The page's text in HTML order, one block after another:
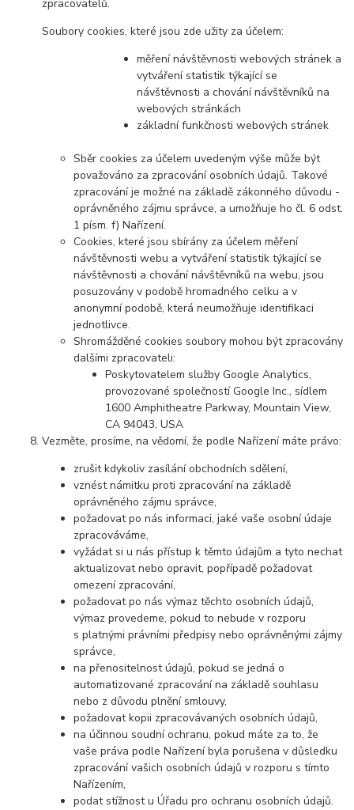
zpracovatelů.
Soubory cookies, které jsou zde užity za účelem:
měření návštěvnosti webových stránek a
vytváření statistik týkající se
návštěvnosti a chování návštěvníků na
webových stránkách
základní funkčnosti webových stránek
Sběr cookies za účelem uvedeným výše může být
považováno za zpracování osobních údajů. Takové
zpracování je možné na základě zákonného důvodu -
oprávněného zájmu správce, a umožňuje ho čl. 6 odst.
1 písm. f) Nařízení.
Cookies, které jsou sbírány za účelem měření
návštěvnosti webu a vytváření statistik týkající se
návštěvnosti a chování návštěvníků na webu, jsou
posuzovány v podobě hromadného celku a v
anonymní podobě, která neumožňuje identifikaci
jednotlivce.
Shromážděné cookies soubory mohou být zpracovány
dalšími zpracovateli:
Poskytovatelem služby Google Analytics,
provozované společností Google Inc., sídlem
1600 Amphitheatre Parkway, Mountain View,
CA 94043, USA
Vezměte, prosíme, na vědomí, že podle Nařízení máte právo:
zrušit kdykoliv zasílání obchodních sdělení,
vznést námitku proti zpracování na základě
oprávněného zájmu správce,
požadovat po nás informaci, jaké vaše osobní údaje
zpracováváme,
vyžádat si u nás přístup k těmto údajům a tyto nechat
aktualizovat nebo opravit, popřípadě požadovat
omezení zpracování,
požadovat po nás výmaz těchto osobních údajů,
výmaz provedeme, pokud to nebude v rozporu
s platnými právními předpisy nebo oprávněnými zájmy
správce,
na přenositelnost údajů, pokud se jedná o
automatizované zpracování na základě souhlasu
nebo z důvodu plnění smlouvy,
požadovat kopii zpracovávaných osobních údajů,
na účinnou soudní ochranu, pokud máte za to, že
vaše práva podle Nařízení byla porušena v důsledku
zpracování vašich osobních údajů v rozporu s tímto
Nařízením,
podat stížnost u Úřadu pro ochranu osobních údajů.